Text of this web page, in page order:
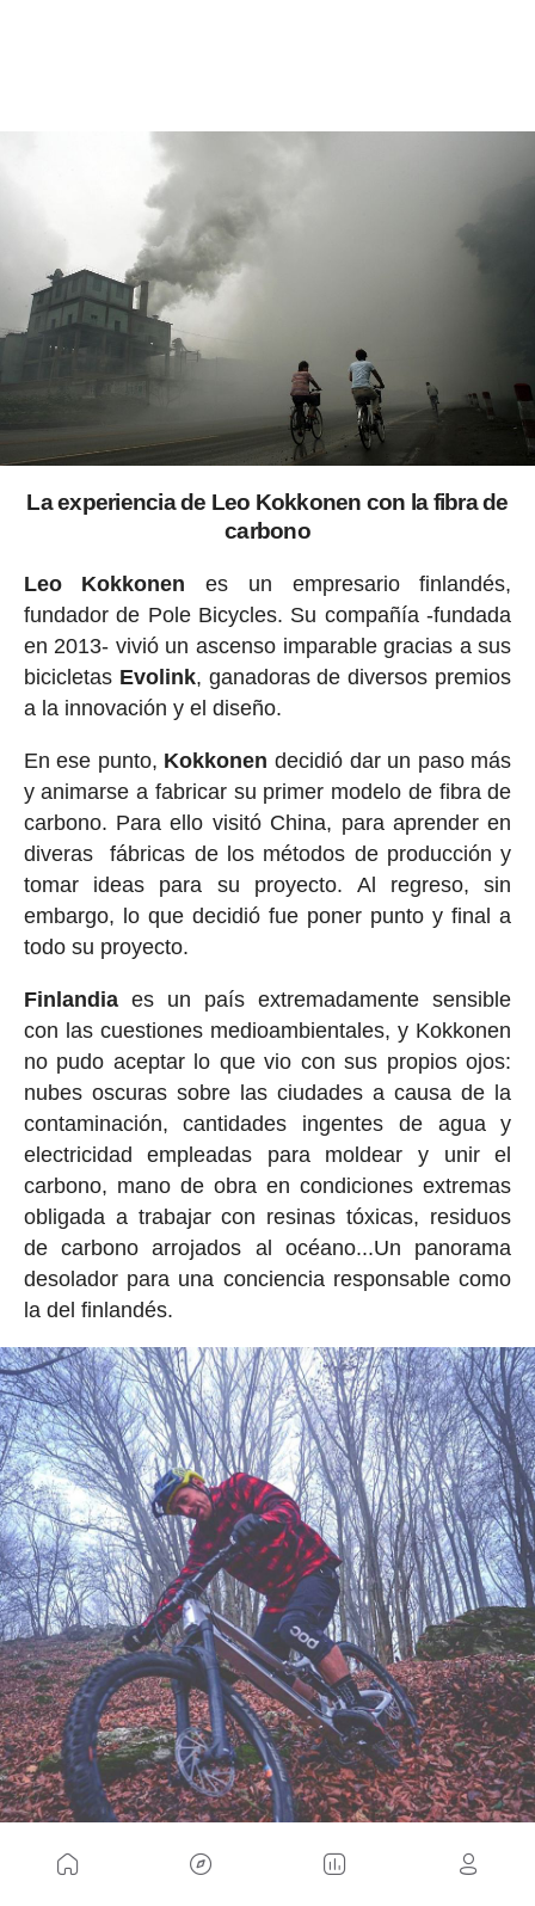
La experiencia de Leo Kokkonen con la fibra de
carbono
Leo Kokkonen es un empresario finlandés,
fundador de Pole Bicycles. Su compañía -fundada
en 2013- vivió un ascenso imparable gracias a sus
bicicletas Evolink, ganadoras de diversos premios
a la innovación y el diseño.
En ese punto, Kokkonen decidió dar un paso más
y animarse a fabricar su primer modelo de fibra de
carbono. Para ello visitó China, para aprender en
diveras fábricas de los métodos de producción y
tomar ideas para su proyecto. Al regreso, sin
embargo, lo que decidió fue poner punto y final a
todo su proyecto.
Finlandiaes un país extremadamente sensible
con las cuestiones medioambientales, y Kokkonen
no pudo aceptar lo que vio con sus propios ojos:
nubes oscuras sobre las ciudades a causa de la
contaminación, cantidades ingentes de agua y
electricidad empleadas para moldear y unir el
carbono, mano de obra en condiciones extremas
obligada a trabajar con resinas tóxicas, residuos
de carbono arrojados al océano...Un panorama
desolador para una conciencia responsable como
la del finlandés.